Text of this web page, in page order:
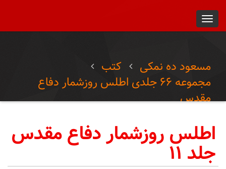
مسعود ده نمکی
کتب
مجموعه ۶۶ جلدی اطلس روزشمار دفاع
مقدس
اطلس روزشمار دفاع مقدس
جلد ۱۱